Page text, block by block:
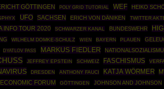
GÖTTINGEN POLY GRID TUTORIAL WEF HEIKO
UFO SACHSEN ERICH VON DÄNIKEN TWITTER
INFO TOUR 2020 SCHWARZER KANAL BUNDESWEHR
WILHELM DOMKE-SCHULZ WIEN BAYERN PLAUEN
DYATLOV PASS MARKUS FIEDLER
JEFFREY EPSTEIN SCHWEIZ FASCHISMUS
DRESDEN ANTHONY FAUCI KATJA WÖRMER
FORUM GÖTTINGEN JOHNSON AND JOHNSON